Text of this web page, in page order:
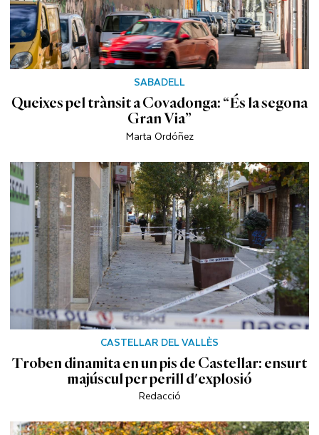
SABADELL
Queixes pel trànsit a Covadonga: “És la segona
Gran Via”
Marta Ordóñez
CASTELLAR DEL VALLÈS
Troben dinamita en un pis de Castellar: ensurt
majúscul per perill d'explosió
Redacció